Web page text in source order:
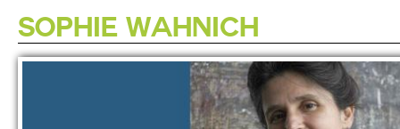
Vous êtes ici
SO­PHIE WAHNICH
p
r
i